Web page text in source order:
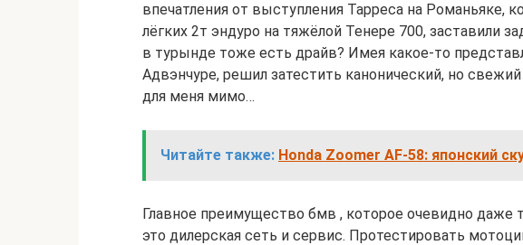
впечатления от выступления Тарреса на Романьяке,
лёгких 2т эндуро на тяжёлой Тенере 700, заставили
в турынде тоже есть драйв? Имея какое-то
Адвэнчуре, решил затестить канонический, но
для меня мимо…
Читайте также: Honda Zoomer AF-58: японский
Главное преимущество бмв , которое очевидно даже
это дилерская сеть и сервис. Протестировать